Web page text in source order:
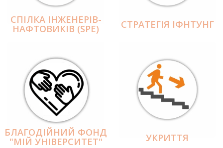
СПІЛКА ІНЖЕНЕРІВ-
НАФТОВИКІВ (SPE) СТРАТЕГІЯ ІФНТУНГ
БЛАГОДІЙНИЙ ФОНД
"МІЙ УНІВЕРСИТЕТ" УКРИТТЯ